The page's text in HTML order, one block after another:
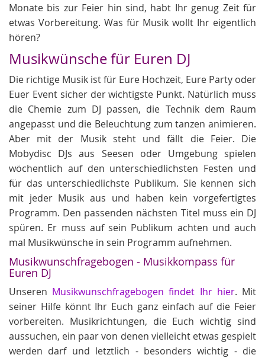
Monate bis zur Feier hin sind, habt Ihr genug Zeit für
etwas Vorbereitung. Was für Musik wollt Ihr eigentlich
hören?
Musikwünsche für Euren DJ
Die richtige Musik ist für Eure Hochzeit, Eure Party oder
Euer Event sicher der wichtigste Punkt. Natürlich muss
die Chemie zum DJ passen, die Technik dem Raum
angepasst und die Beleuchtung zum tanzen animieren.
Aber mit der Musik steht und fällt die Feier. Die
Mobydisc DJs aus Seesen oder Umgebung spielen
wöchentlich auf den unterschiedlichsten Festen und
für das unterschiedlichste Publikum. Sie kennen sich
mit jeder Musik aus und haben kein vorgefertigtes
Programm. Den passenden nächsten Titel muss ein DJ
spüren. Er muss auf sein Publikum achten und auch
mal Musikwünsche in sein Programm aufnehmen.
Musikwunschfragebogen - Musikkompass für
Euren DJ
Unseren Musikwunschfragebogen findet Ihr hier. Mit
seiner Hilfe könnt Ihr Euch ganz einfach auf die Feier
vorbereiten. Musikrichtungen, die Euch wichtig sind
aussuchen, ein paar von denen vielleicht etwas gespielt
werden darf und letztlich - besonders wichtig - die